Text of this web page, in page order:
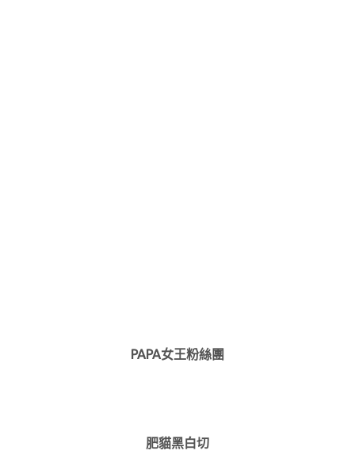
PAPA女王粉絲團
肥貓黑白切